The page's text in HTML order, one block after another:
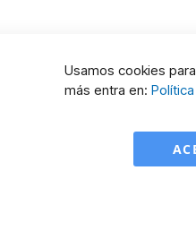
Usamos cookies
más entra en: